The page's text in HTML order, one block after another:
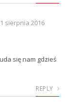
sierpnia 2016
się nam gdzieś
REPLY